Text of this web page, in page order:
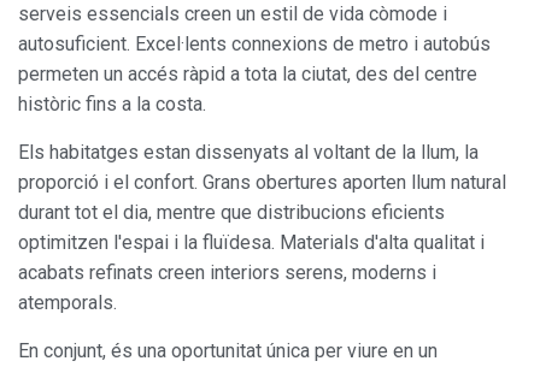
serveis essencials creen un estil de vida còmode i
autosuficient. Excel·lents connexions de metro i autobús
permeten un accés ràpid a tota la ciutat, des del centre
històric fins a la costa.
Els habitatges estan dissenyats al voltant de la llum, la
proporció i el confort. Grans obertures aporten llum natural
durant tot el dia, mentre que distribucions eficients
optimitzen l'espai i la fluïdesa. Materials d'alta qualitat i
acabats refinats creen interiors serens, moderns i
atemporals.
En conjunt, és una oportunitat única per viure en un
Modificar cookies
Aquest lloc web utilitza cookies pròpies per recopilar